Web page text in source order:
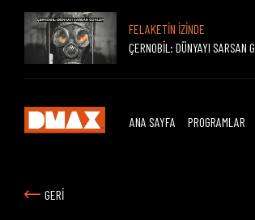
FELAKETİN İZİNDE
ÇERNOBİL: DÜNYAYI SARSAN
ANA SAYFA PROGRAMLAR
GERİ